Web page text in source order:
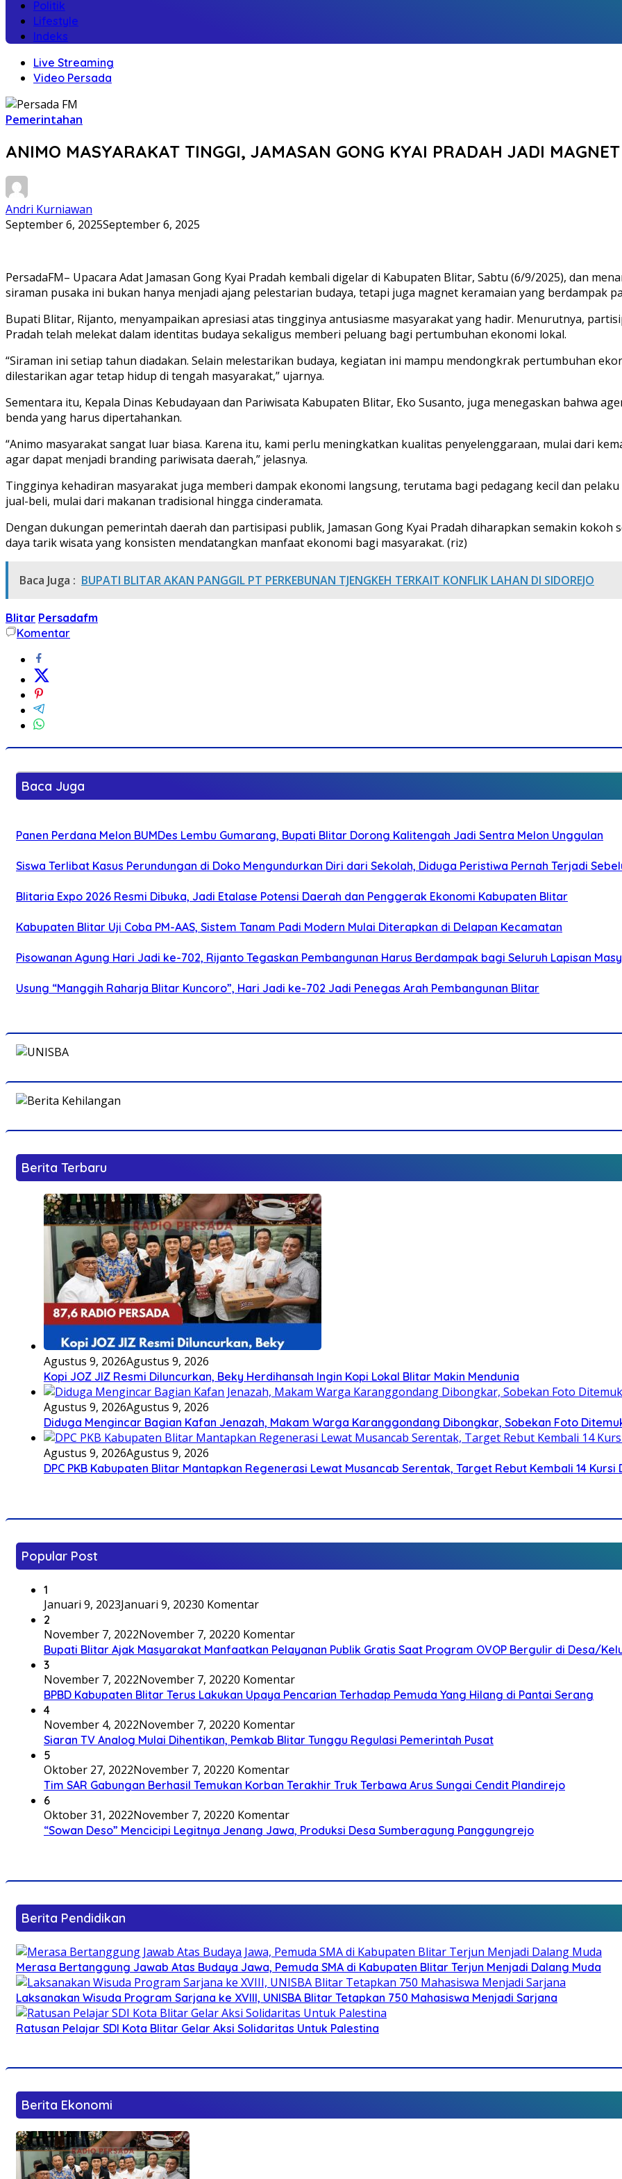
Politik
Lifestyle
Indeks
Live Streaming
Video Persada
Pemerintahan
ANIMO MASYARAKAT TINGGI, JAMASAN GONG KYAI PRADAH JADI
Andri Kurniawan
September 6, 2025September 6, 2025
PersadaFM– Upacara Adat Jamasan Gong Kyai Pradah kembali digelar di Kabupaten Blitar, Sabtu (6/9/2025), dan
siraman pusaka ini bukan hanya menjadi ajang pelestarian budaya, tetapi juga magnet keramaian yang berdampak
Bupati Blitar, Rijanto, menyampaikan apresiasi atas tingginya antusiasme masyarakat yang hadir. Menurutnya,
Pradah telah melekat dalam identitas budaya sekaligus memberi peluang bagi pertumbuhan ekonomi lokal.
“Siraman ini setiap tahun diadakan. Selain melestarikan budaya, kegiatan ini mampu mendongkrak pertumbuhan
dilestarikan agar tetap hidup di tengah masyarakat,” ujarnya.
Sementara itu, Kepala Dinas Kebudayaan dan Pariwisata Kabupaten Blitar, Eko Susanto, juga menegaskan bahwa
benda yang harus dipertahankan.
“Animo masyarakat sangat luar biasa. Karena itu, kami perlu meningkatkan kualitas penyelenggaraan, mulai dari
agar dapat menjadi branding pariwisata daerah,” jelasnya.
Tingginya kehadiran masyarakat juga memberi dampak ekonomi langsung, terutama bagi pedagang kecil dan
jual-beli, mulai dari makanan tradisional hingga cinderamata.
Dengan dukungan pemerintah daerah dan partisipasi publik, Jamasan Gong Kyai Pradah diharapkan semakin
daya tarik wisata yang konsisten mendatangkan manfaat ekonomi bagi masyarakat. (riz)
Baca Juga : BUPATI BLITAR AKAN PANGGIL PT PERKEBUNAN TJENGKEH TERKAIT KONFLIK LAHAN DI SIDOREJO
Blitar Persadafm
Komentar
Baca Juga
Panen Perdana Melon BUMDes Lembu Gumarang, Bupati Blitar Dorong Kalitengah Jadi Sentra Melon Unggulan
Siswa Terlibat Kasus Perundungan di Doko Mengundurkan Diri dari Sekolah, Diduga Peristiwa Pernah Terjadi
Blitaria Expo 2026 Resmi Dibuka, Jadi Etalase Potensi Daerah dan Penggerak Ekonomi Kabupaten Blitar
Kabupaten Blitar Uji Coba PM-AAS, Sistem Tanam Padi Modern Mulai Diterapkan di Delapan Kecamatan
Pisowanan Agung Hari Jadi ke-702, Rijanto Tegaskan Pembangunan Harus Berdampak bagi Seluruh Lapisan
Usung “Manggih Raharja Blitar Kuncoro”, Hari Jadi ke-702 Jadi Penegas Arah Pembangunan Blitar
Berita Terbaru
Agustus 9, 2026Agustus 9, 2026
Kopi JOZ JIZ Resmi Diluncurkan, Beky Herdihansah Ingin Kopi Lokal Blitar Makin Mendunia
Agustus 9, 2026Agustus 9, 2026
Diduga Mengincar Bagian Kafan Jenazah, Makam Warga Karanggondang Dibongkar, Sobekan Foto
Agustus 9, 2026Agustus 9, 2026
DPC PKB Kabupaten Blitar Mantapkan Regenerasi Lewat Musancab Serentak, Target Rebut Kembali 14 Kursi
Popular Post
1
Januari 9, 2023Januari 9, 20230 Komentar
2
November 7, 2022November 7, 20220 Komentar
Bupati Blitar Ajak Masyarakat Manfaatkan Pelayanan Publik Gratis Saat Program OVOP Bergulir di Desa/
3
November 7, 2022November 7, 20220 Komentar
BPBD Kabupaten Blitar Terus Lakukan Upaya Pencarian Terhadap Pemuda Yang Hilang di Pantai Serang
4
November 4, 2022November 7, 20220 Komentar
Siaran TV Analog Mulai Dihentikan, Pemkab Blitar Tunggu Regulasi Pemerintah Pusat
5
Oktober 27, 2022November 7, 20220 Komentar
Tim SAR Gabungan Berhasil Temukan Korban Terakhir Truk Terbawa Arus Sungai Cendit Plandirejo
6
Oktober 31, 2022November 7, 20220 Komentar
“Sowan Deso” Mencicipi Legitnya Jenang Jawa, Produksi Desa Sumberagung Panggungrejo
Berita Pendidikan
Merasa Bertanggung Jawab Atas Budaya Jawa, Pemuda SMA di Kabupaten Blitar Terjun Menjadi Dalang Muda
Laksanakan Wisuda Program Sarjana ke XVIII, UNISBA Blitar Tetapkan 750 Mahasiswa Menjadi Sarjana
Ratusan Pelajar SDI Kota Blitar Gelar Aksi Solidaritas Untuk Palestina
Berita Ekonomi